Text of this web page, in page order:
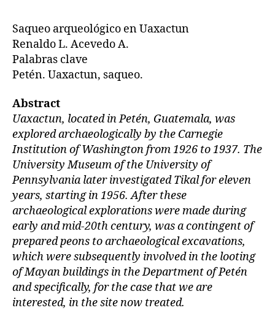
Saqueo arqueológico en Uaxactun
Renaldo L. Acevedo A.
Palabras clave
Petén. Uaxactun, saqueo.
Abstract
Uaxactun, located in Petén, Guatemala, was
explored archaeologically by the Carnegie
Institution of Washington from 1926 to 1937. The
University Museum of the University of
Pennsylvania later investigated Tikal for eleven
years, starting in 1956. After these
archaeological explorations were made during
early and mid-20th century, was a contingent of
prepared peons to archaeological excavations,
which were subsequently involved in the looting
of Mayan buildings in the Department of Petén
and specifically, for the case that we are
interested, in the site now treated.